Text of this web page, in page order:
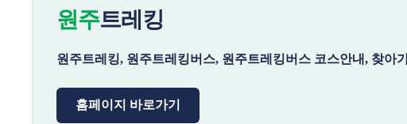
원주트레킹
원주트레킹, 원주트레킹버스, 원주트레킹버스 코스안내, 찾아
홈페이지 바로가기